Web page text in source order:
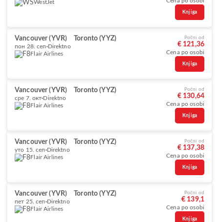
WestJet
Knjiga
Vancouver (YVR) Toronto (YYZ)
пон 28. сеп Direktno
Flair Airlines
Počni od
€ 121,36
Cena po osobi
Knjiga
Vancouver (YVR) Toronto (YYZ)
сре 7. окт Direktno
Flair Airlines
Počni od
€ 130,64
Cena po osobi
Knjiga
Vancouver (YVR) Toronto (YYZ)
уто 15. сеп Direktno
Flair Airlines
Počni od
€ 137,38
Cena po osobi
Knjiga
Vancouver (YVR) Toronto (YYZ)
пет 25. сеп Direktno
Flair Airlines
Počni od
€ 139,1
Cena po osobi
Knjiga